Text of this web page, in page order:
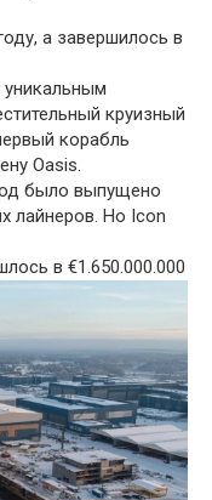
а завершилось в
уникальным
круизный
корабль
Oasis.
было выпущено
лайнеров. Но Icon
в €1.650.000.000